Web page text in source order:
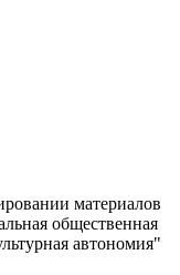
материалов
общественная
автономия"